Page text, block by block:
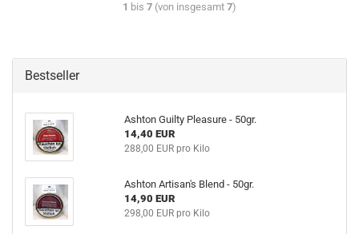
1 bis 7 (von insgesamt 7)
Bestseller
Ashton Guilty Pleasure - 50gr.
14,40 EUR
288,00 EUR pro Kilo
Ashton Artisan's Blend - 50gr.
14,90 EUR
298,00 EUR pro Kilo